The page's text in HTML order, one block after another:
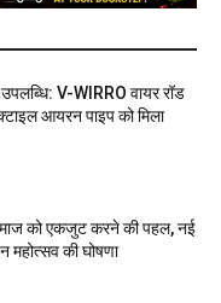
V-WIRRO वायर रॉड
आयरन पाइप को मिला
को एकजुट करने की पहल, नई
महोत्सव की घोषणा